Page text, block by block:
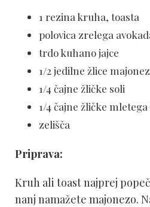
1 rezina kruha, toasta
polovica zrelega
trdo kuhano jajce
1/2 jedilne žlice
1/4 čajne žličke soli
1/4 čajne žličke
zelišča
Priprava:
Kruh ali toast najprej
nanj namažete majonezo.